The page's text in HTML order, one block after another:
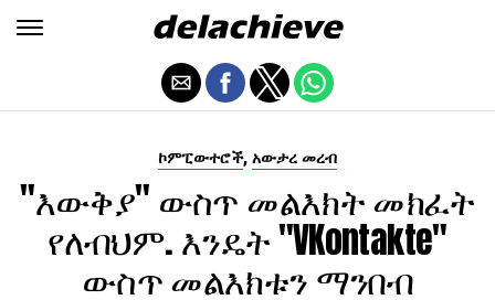
ኮምፒውተሮች, አውታረ መረብ
"እውቅያ" ውስጥ መልእክት መክፈት
የለብህም. እንዴት "VKontakte"
ውስጥ መልእክቱን ማንበብ